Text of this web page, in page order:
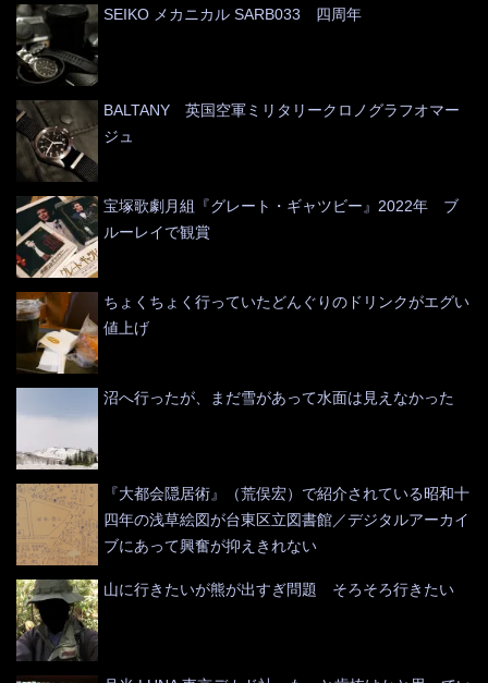
SEIKO メカニカル SARB033 四周年
BALTANY 英国空軍ミリタリークロノグラフオマー
ジュ
宝塚歌劇月組『グレート・ギャツビー』2022年 ブ
ルーレイで観賞
ちょくちょく行っていたどんぐりのドリンクがエグい
値上げ
沼へ行ったが、まだ雪があって水面は見えなかった
『大都会隠居術』（荒俣宏）で紹介されている昭和十
四年の浅草絵図が台東区立図書館／デジタルアーカイ
ブにあって興奮が抑えきれない
山に行きたいが熊が出すぎ問題 そろそろ行きたい